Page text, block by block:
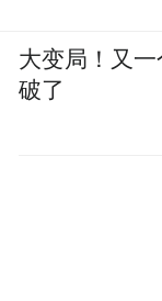
大变局！又
破了